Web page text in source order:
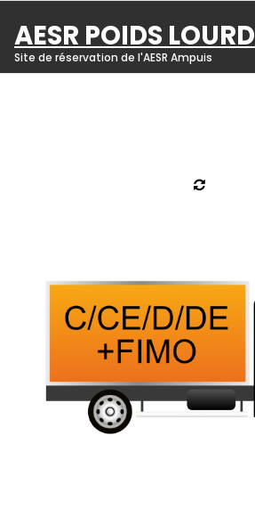
content
AESR POIDS LOURD
Site de réservation de l'AESR Ampuis